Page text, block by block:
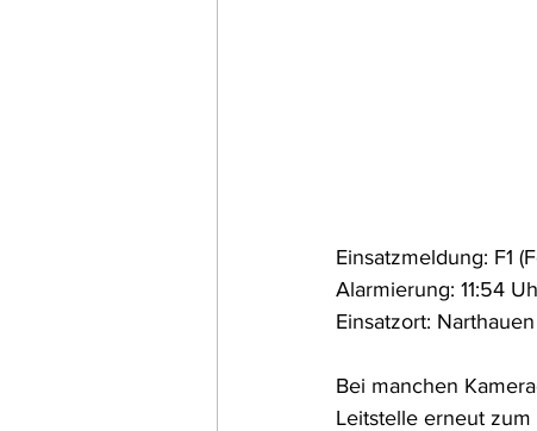
Einsatzmeldung: F1
Alarmierung: 11:54
Einsatzort: Narthauen
Bei manchen
Leitstelle erneut